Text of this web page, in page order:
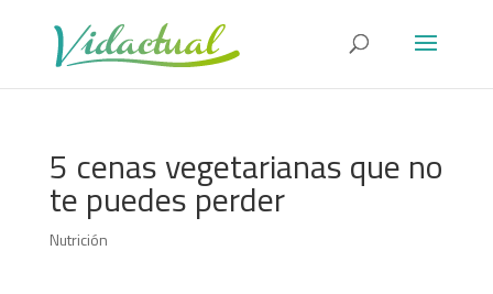
5 cenas vegetarianas que no
te puedes perder
Nutrición